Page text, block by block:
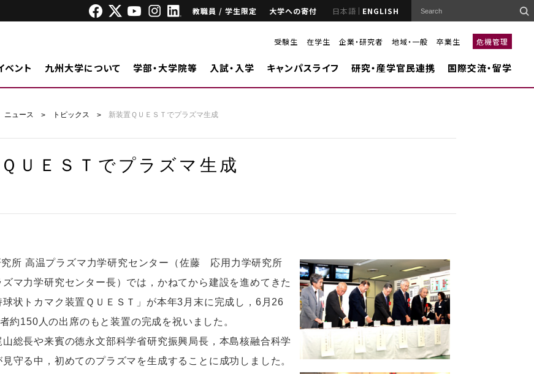
教職員 / 学生限定 大学への寄付 日本語 ENGLISH
受験生 在学生 企業・研究者 地域・一般 卒業生 危機管理
ベント 九州大学について 学部・大学院等 入試・入学 キャンパスライフ 研究・産学官民連携 国際交流・留学
ニュース トピックス 新装置ＱＵＥＳＴでプラズマ生成
ＵＥＳＴでプラズマ生成
所 高温プラズマ力学研究センター（佐藤 応用力学研究所
ズマ力学研究センター長）では，かねてから建設を進めてきた
球状トカマク装置ＱＵＥＳＴ」が本年3月末に完成し，6月26
約150人の出席のもと装置の完成を祝いました。
総長や来賓の徳永文部科学省研究振興局長，本島核融合科学
守る中，初めてのプラズマを生成することに成功しました。